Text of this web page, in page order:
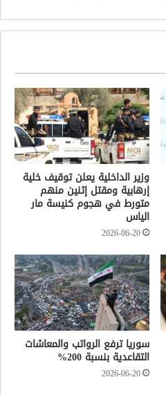
وزير الداخلية يعلن توقيف خلية
إرهابية ومقتل إثنين منهم
متورط في هجوم كنيسة مار
الياس
2026-06-20
سوريا ترفع الرواتب والمعاشات
التقاعدية بنسبة 200%
2026-06-20